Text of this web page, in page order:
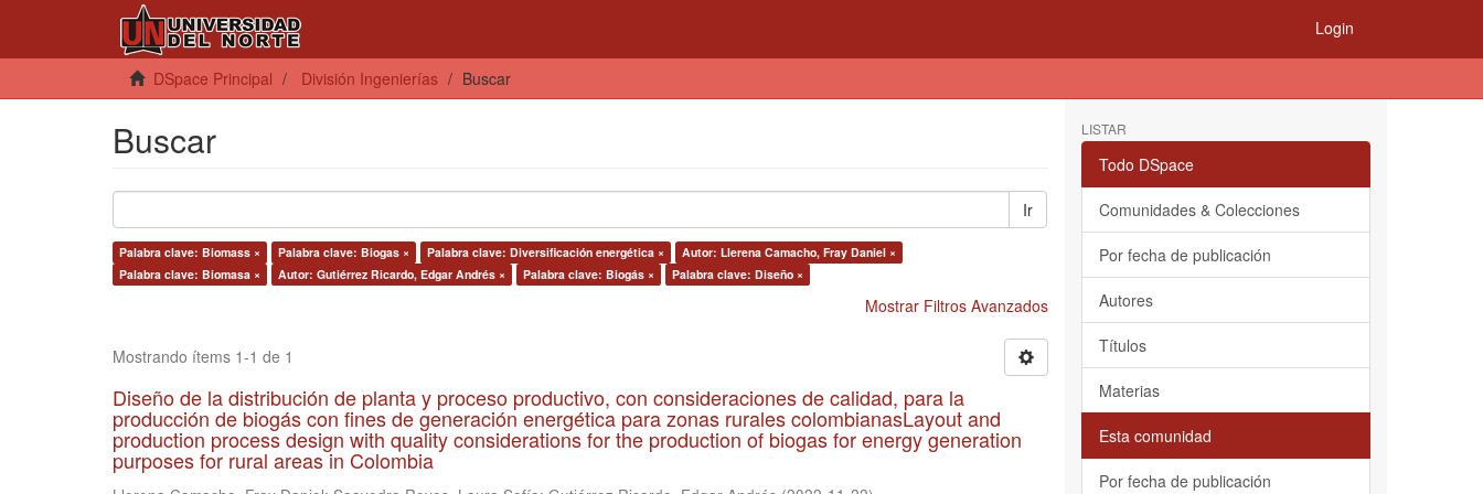
Login
DSpace Principal División Ingenierías Buscar
Buscar
Ir
Palabra clave: Biomass × Palabra clave: Biogas × Palabra clave: Diversificación energética ×
Autor: Llerena Camacho, Fray Daniel ×
Palabra clave: Biomasa ×
Autor: Gutiérrez Ricardo, Edgar Andrés × Palabra clave: Biogás × Palabra clave: Diseño ×
Mostrar Filtros Avanzados
Mostrando ítems 1-1 de 1
Diseño de la distribución de planta y proceso productivo, con consideraciones de calidad, para la
producción de biogás con fines de generación energética para zonas rurales colombianasLayout and
production process design with quality considerations for the production of biogas for energy generation
purposes for rural areas in Colombia
LISTAR
Todo DSpace
Comunidades & Colecciones
Por fecha de publicación
Autores
Títulos
Materias
Esta comunidad
Por fecha de publicación